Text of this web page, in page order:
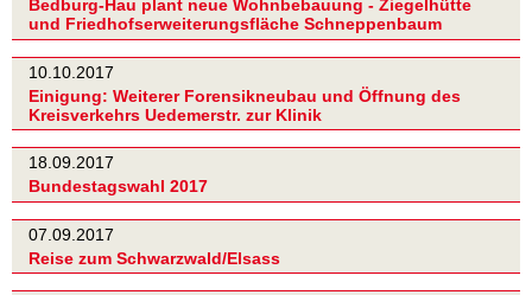
Bedburg-Hau plant neue Wohnbebauung - Ziegelhütte
und Friedhofserweiterungsfläche Schneppenbaum
10.10.2017
Einigung: Weiterer Forensikneubau und Öffnung des
Kreisverkehrs Uedemerstr. zur Klinik
18.09.2017
Bundestagswahl 2017
07.09.2017
Reise zum Schwarzwald/Elsass